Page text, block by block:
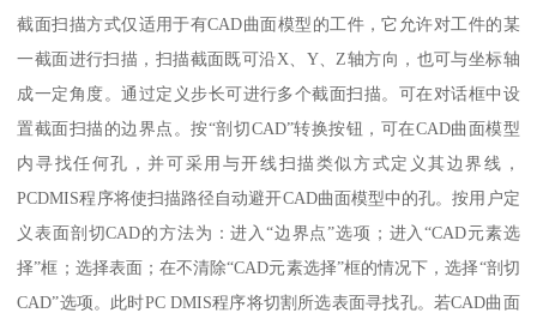
截面扫描方式仅适用于有CAD曲面模型的工件，它允许对工件的某
一截面进行扫描，扫描截面既可沿X、Y、Z轴方向，也可与坐标轴
成一定角度。通过定义步长可进行多个截面扫描。可在对话框中设
置截面扫描的边界点。按“剖切CAD”转换按钮，可在CAD曲面模型
内寻找任何孔，并可采用与开线扫描类似方式定义其边界线，
PCDMIS程序将使扫描路径自动避开CAD曲面模型中的孔。按用户定
义表面剖切CAD的方法为：进入“边界点”选项；进入“CAD元素选
择”框；选择表面；在不清除“CAD元素选择”框的情况下，选择“剖切
CAD”选项。此时PC DMIS程序将切割所选表面寻找孔。若CAD曲面